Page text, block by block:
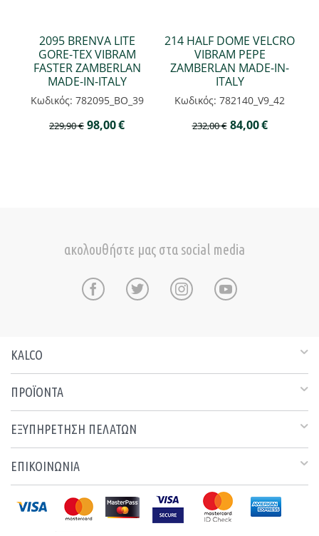
2095 BRENVA LITE
GORE-TEX VIBRAM
FASTER ZAMBERLAN
MADE-IN-ITALY
Κωδικός: 782095_BO_39
229,90€ 98,00€
214 HALF DOME VELCRO
VIBRAM PEPE
ZAMBERLAN MADE-IN-
ITALY
Κωδικός: 782140_V9_42
232,00€ 84,00€
ακολουθήστε μας στα social media
KALCO
ΠΡΟΪΟΝΤΑ
ΕΞΥΠΗΡΕΤΗΣΗ ΠΕΛΑΤΩΝ
ΕΠΙΚΟΙΝΩΝΙΑ